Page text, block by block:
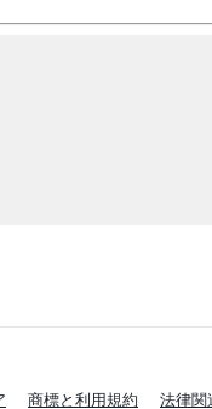
商標と利用規約 法律関